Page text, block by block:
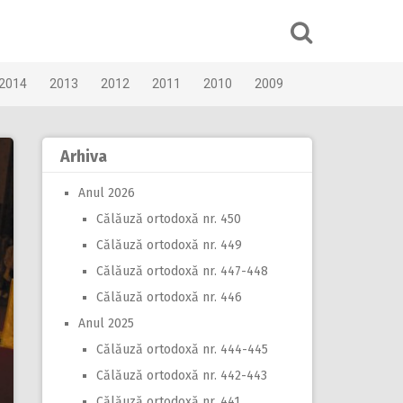
2013 2012 2011 2010 2009
Arhiva
Anul 2026
Călăuză ortodoxă nr. 450
Călăuză ortodoxă nr. 449
Călăuză ortodoxă nr. 447-448
Călăuză ortodoxă nr. 446
Anul 2025
Călăuză ortodoxă nr. 444-445
Călăuză ortodoxă nr. 442-443